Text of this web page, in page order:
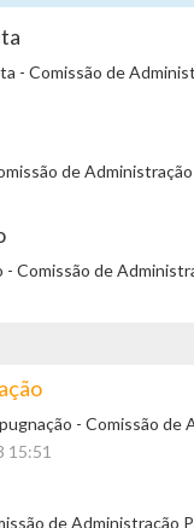
- Comissão de
de
- Comissão de
- Comissão de
15:51
de Administração